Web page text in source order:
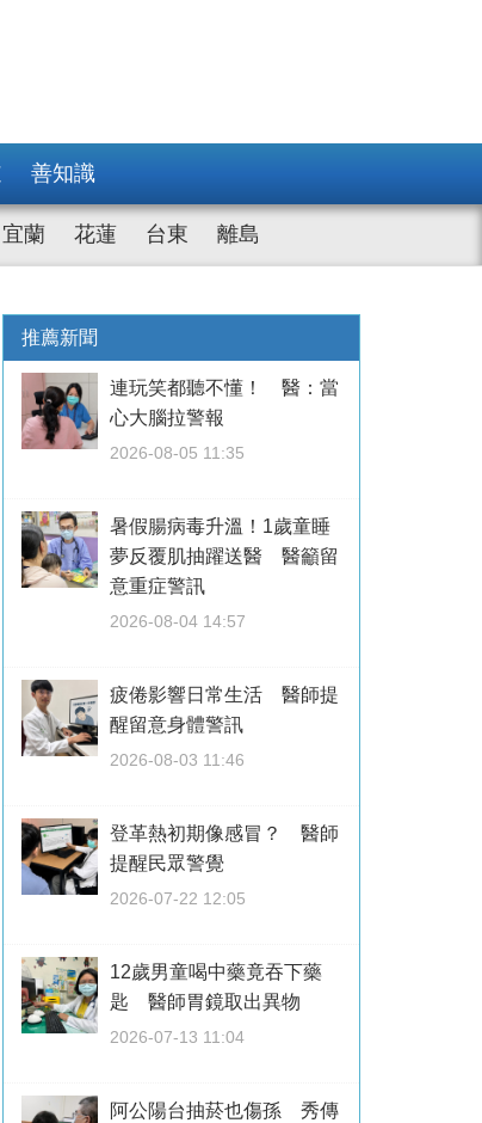
善知識
宜蘭 花蓮 台東 離島
推薦新聞
連玩笑都聽不懂！ 醫：當
心大腦拉警報
2026-08-05 11:35
暑假腸病毒升溫！1歲童睡
夢反覆肌抽躍送醫 醫籲留
意重症警訊
2026-08-04 14:57
疲倦影響日常生活 醫師提
醒留意身體警訊
2026-08-03 11:46
登革熱初期像感冒？ 醫師
提醒民眾警覺
2026-07-22 12:05
12歲男童喝中藥竟吞下藥
匙 醫師胃鏡取出異物
2026-07-13 11:04
阿公陽台抽菸也傷孫 秀傳